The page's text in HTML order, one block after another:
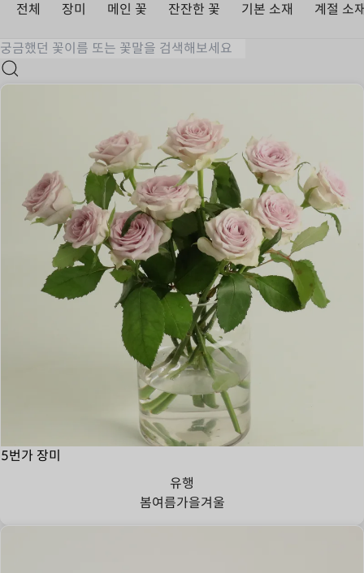
전체 장미 메인 꽃 잔잔한 꽃 기본 소재 계절 소
5번가 장미
유행
봄여름가을겨울